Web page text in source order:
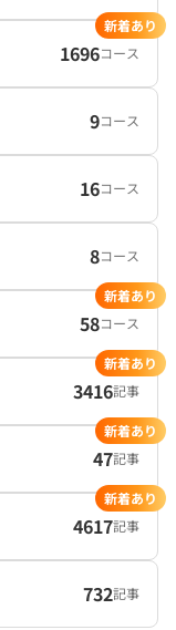
1696コース
新着あり
9コース
16コース
8コース
58コース
新着あり
3416記事
新着あり
47記事
新着あり
4617記事
新着あり
732記事